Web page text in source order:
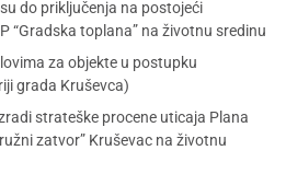
do priključenja na postojeći
“Gradska toplana” na životnu sredinu
za objekte u postupku
grada Kruševca)
strateške procene uticaja Plana
zatvor” Kruševac na životnu